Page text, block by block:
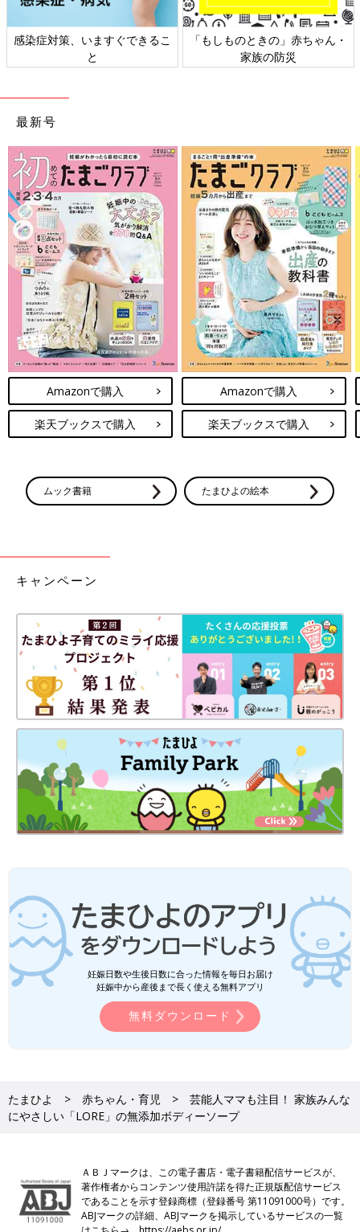
感染症対策、いますぐできるこ
と
「もしものときの」赤ちゃん・
家族の防災
最新号
Amazonで購入
楽天ブックスで購入
Amazonで購入
楽天ブックスで購入
ムック書籍 たまひよの絵本
キャンペーン
妊娠日数や生後日数に合った情報を毎日お届け
妊娠中から産後まで長く使える無料アプリ
無料ダウンロード
たまひよ 赤ちゃん・育児
芸能人ママも注目！ 家族みんな
にやさしい「LORE」の無添加ボディーソープ
ＡＢＪマークは、この電子書店・電子書籍配信サービスが、
著作権者からコンテンツ使用許諾を得た正規版配信サービス
であることを示す登録商標（登録番号 第11091000号）です。
ABJマークの詳細、ABJマークを掲示しているサービスの一覧